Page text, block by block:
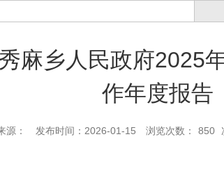
麻乡人民政府2025
作年度报告
源： 发布时间：2026-01-15 浏览次数： 850